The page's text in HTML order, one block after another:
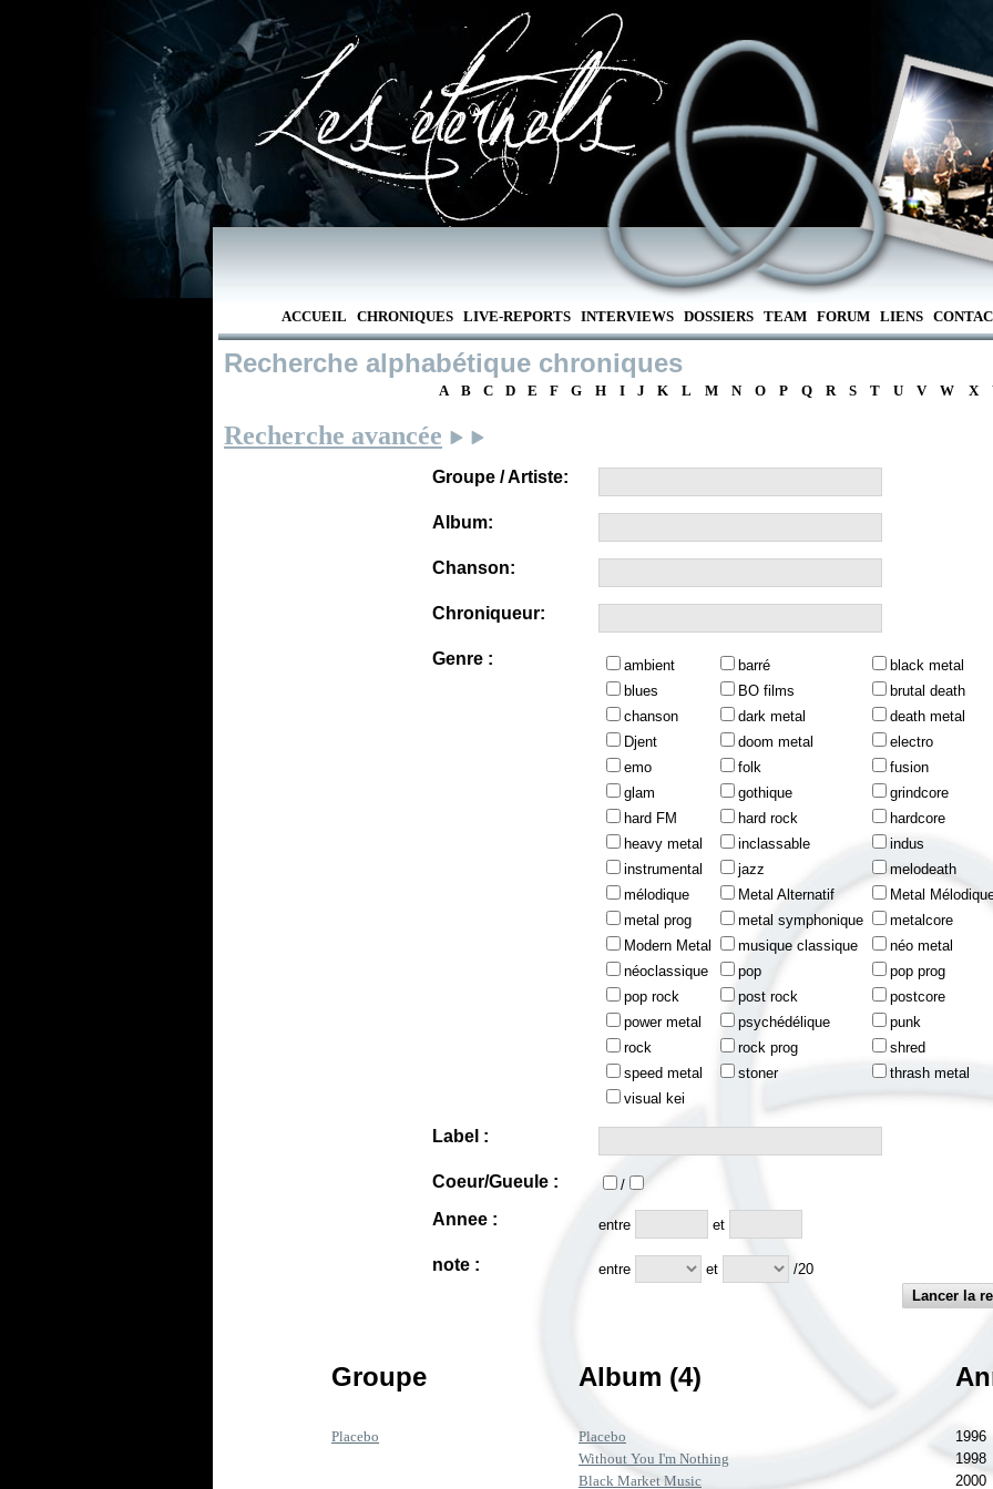
ACCUEIL CHRONIQUES LIVE-REPORTS INTERVIEWS DOSSIERS TEAM FORUM LIENS
Recherche alphabétique chroniques
A B C D E F G H I J K L M N O P Q R S T U V W X
Recherche avancée
Groupe / Artiste:
Album:
Chanson:
Chroniqueur:
Genre : ambient barré
black metal
blues
BO films
brutal death
chanson
dark metal
death metal
Djent
doom metal
electro
emo
folk
fusion
glam
gothique
grindcore
hard FM
hard rock
hardcore
heavy metal
inclassable
indus
instrumental
jazz
melodeath
mélodique
Metal Alternatif
Metal
metal prog
metal symphonique
metalcore
Modern Metal
musique classique
néo metal
néoclassique
pop
pop prog
pop rock
post rock
postcore
power metal
psychédélique
punk
rock
rock prog
shred
speed metal
stoner
thrash metal
visual kei
Label :
Coeur/Gueule : /
Annee : entre et
note : entre et /20
Groupe Album (4)
Placebo Placebo
1996
Without You I'm Nothing
1998
Black Market Music
2000